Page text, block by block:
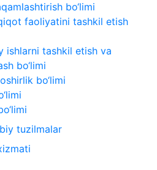
bo‘limi
faoliyatini tashkil etish
ishlarni tashkil etish va
bo‘limi
bo‘limi
tuzilmalar